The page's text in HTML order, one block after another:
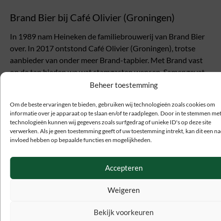
Beheer toestemming
Om de beste ervaringen te bieden, gebruiken wij technologieën zoals cookies om
informatie over je apparaat op te slaan en/of te raadplegen. Door in te stemmen
technologieën kunnen wij gegevens zoals surfgedrag of unieke ID's op deze site
verwerken. Als je geen toestemming geeft of uw toestemming intrekt, kan dit een
invloed hebben op bepaalde functies en mogelijkheden.
Accepteren
Weigeren
Bekijk voorkeuren
Brand Bier bij Café Olivier (Groningen)
In 1989 nam Heineken de familiebrouwerij van Brand Bier
over. In 2017 ontstond Café Olivier (Groningen), trotse
aanbieder van onder meer Brand-tapbier. Met Brand vast
op de tap bieden we wat stamgasten wensen. Samengevat
is dat een zuiver, uniek en authentiek biertje voor de echte